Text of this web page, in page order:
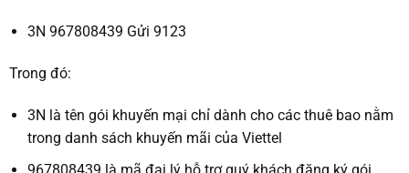
3N 967808439 Gửi 9123
Trong đó:
3N là tên gói khuyến mại chỉ dành cho các thuê bao nằm
trong danh sách khuyến mãi của Viettel
967808439 là mã đại lý hỗ trợ quý khách đăng ký gói